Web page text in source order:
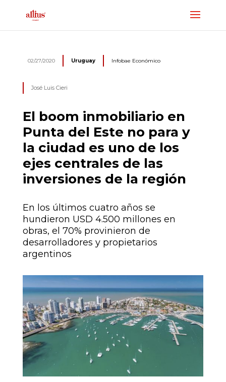
02/27/2020 Uruguay Infobae Económico
José Luis Cieri
El boom inmobiliario en
Punta del Este no para y
la ciudad es uno de los
ejes centrales de las
inversiones de la región
En los últimos cuatro años se
hundieron USD 4.500 millones en
obras, el 70% provinieron de
desarrolladores y propietarios
argentinos